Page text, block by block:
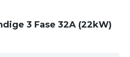
3 Fase 32A (22kW)